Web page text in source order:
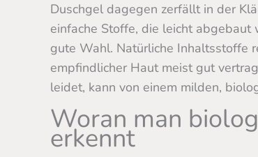
Duschgel dagegen zerfällt in der
einfache Stoffe, die leicht
gute Wahl. Natürliche Inhaltsstoffe
empfindlicher Haut meist gut
leidet, kann von einem milden,
Woran man
erkennt